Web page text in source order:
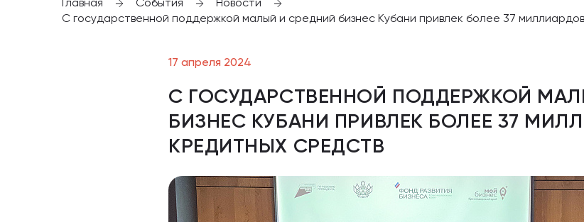
Главная События
Новости
С государственной поддержкой малый и средний бизнес Кубани привлек более 37
17 апреля 2024
С ГОСУДАРСТВЕННОЙ ПОДДЕРЖКОЙ
БИЗНЕС КУБАНИ ПРИВЛЕК БОЛЕЕ 37
КРЕДИТНЫХ СРЕДСТВ